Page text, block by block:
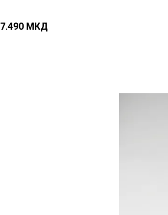
7.490 МКД